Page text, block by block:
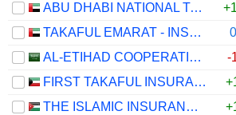
ABU DHABI NATIONAL TAKAFUL COMPANY
TAKAFUL EMARAT - INSURANCE
AL-ETIHAD COOPERATIVE INSURANCE COMPANY
-
FIRST TAKAFUL INSURANCE COMPANY - KPSC
THE ISLAMIC INSURANCE COMPANY